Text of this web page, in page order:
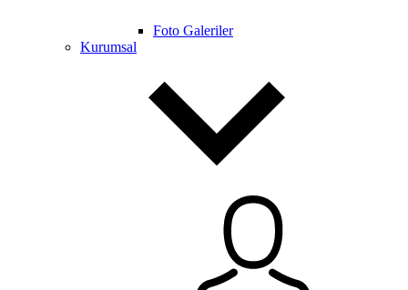
Foto Galeriler
Kurumsal